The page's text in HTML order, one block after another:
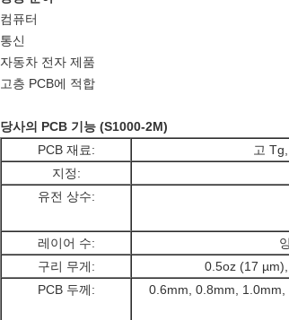
컴퓨터
통신
자동차 전자 제품
고층 PCB에 적합
당사의 PCB 기능 (S1000-2M)
PCB 재료:
고
지정:
유전 상수:
레이어 수:
구리 무게:
0.5oz (17
PCB 두께:
0.6mm, 0.8mm,